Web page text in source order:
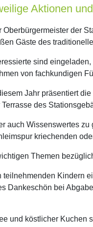
Aktionen
Oberbürgermeister der
Gäste des
sind
von fachkundigen
Jahr präsentiert
Terrasse des
auch Wissenswertes
kriechenden
Themen
Kindern
Dankeschön bei
und köstlicher